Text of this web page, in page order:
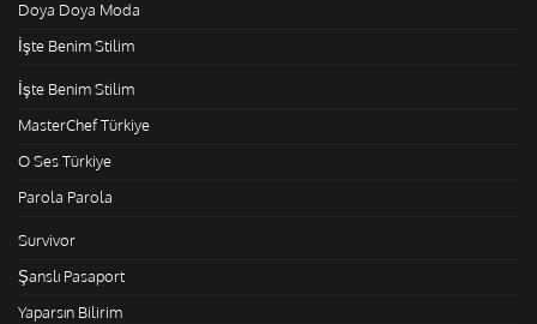
Doya Doya Moda
İşte Benim Stilim
İşte Benim Stilim
MasterChef Türkiye
O Ses Türkiye
Parola Parola
Survivor
Şanslı Pasaport
Yaparsın Bilirim